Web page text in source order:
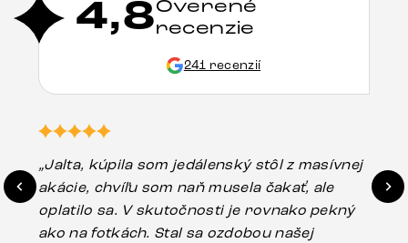
4,8Overené
recenzie
241 recenzií
„Jalta, kúpila som jedálenský stôl z masívnej
akácie, chvíľu som naň musela čakať, ale
oplatilo sa. V skutočnosti je rovnako pekný
ako na fotkách. Stal sa ozdobou našej